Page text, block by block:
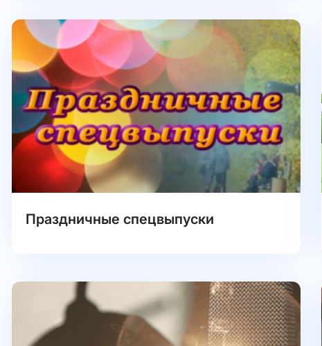
Праздничные спецвыпуски